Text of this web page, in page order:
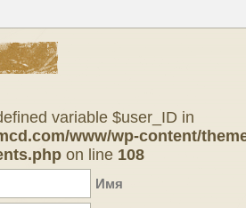
variable $user_ID in
www/wp-content/
on line 108
Имя